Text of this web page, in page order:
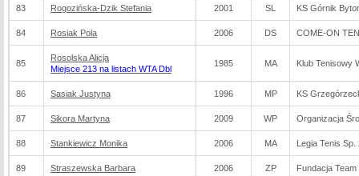
83 Rogozińska-Dzik Stefania 2001 SL KS Górnik
84 Rosiak Pola 2006 DS COME-ON
85
Rosolska Alicja
Miejsce 213 na listach WTA Dbl
1985 MA Klub Tenisowy
86 Sasiak Justyna 1996 MP KS
87 Sikora Martyna 2009 WP Organizacja
88 Stankiewicz Monika 2006 MA Legia Tenis Sp.
89 Straszewska Barbara 2006 ZP Fundacja Team